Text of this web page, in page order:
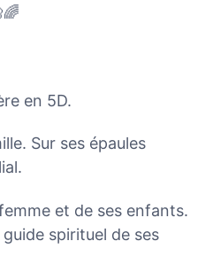
en 5D.
Sur ses épaules
et de ses enfants.
spirituel de ses